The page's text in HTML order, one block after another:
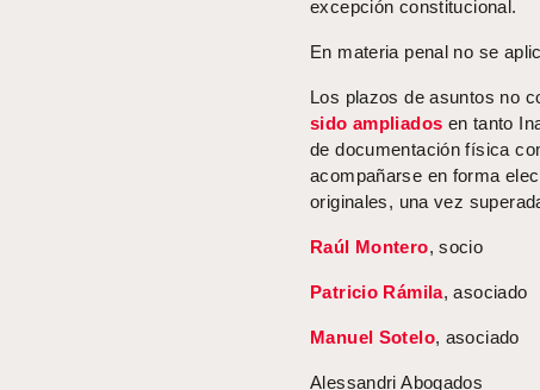
excepción constitucional.
En materia penal no se
Los plazos de asuntos no
sido ampliados en tanto
de documentación física
acompañarse en forma
originales, una vez
Raúl Montero, socio
Patricio Rámila, asociado
Manuel Sotelo, asociado
Alessandri Abogados